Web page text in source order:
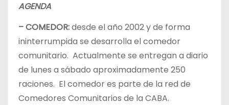
AGENDA
– COMEDOR:desde el año 2002 y de forma
ininterrumpida se desarrolla el comedor
comunitario. Actualmente se entregan a diario
de lunes a sábado aproximadamente 250
raciones. El comedor es parte de la red de
Comedores Comunitarios de la CABA.